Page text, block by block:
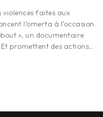
violences faites aux
l’omerta à l’occasion
», un documentaire
promettent des actions…